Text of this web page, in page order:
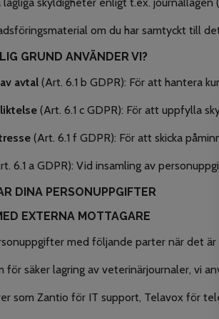
om du har samtyckt till
GRUND ANVÄNDER VI?
avtal (Art. 6.1 b GDPR): För att hantera
(Art. 6.1 c GDPR): För att uppfylla
(Art. 6.1 f GDPR): För att skicka
6.1 a GDPR): Vid insamling av
DINA PERSONUPPGIFTER
EXTERNA MOTTAGARE
med följande parter när det är
för säker lagring av veterinärjournaler, vi
som Zantio för IT support, Telavox för